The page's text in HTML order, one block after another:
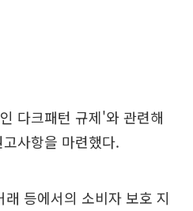
다크패턴 규제'와 관련해
사항을 마련했다.
등에서의 소비자 보호 지